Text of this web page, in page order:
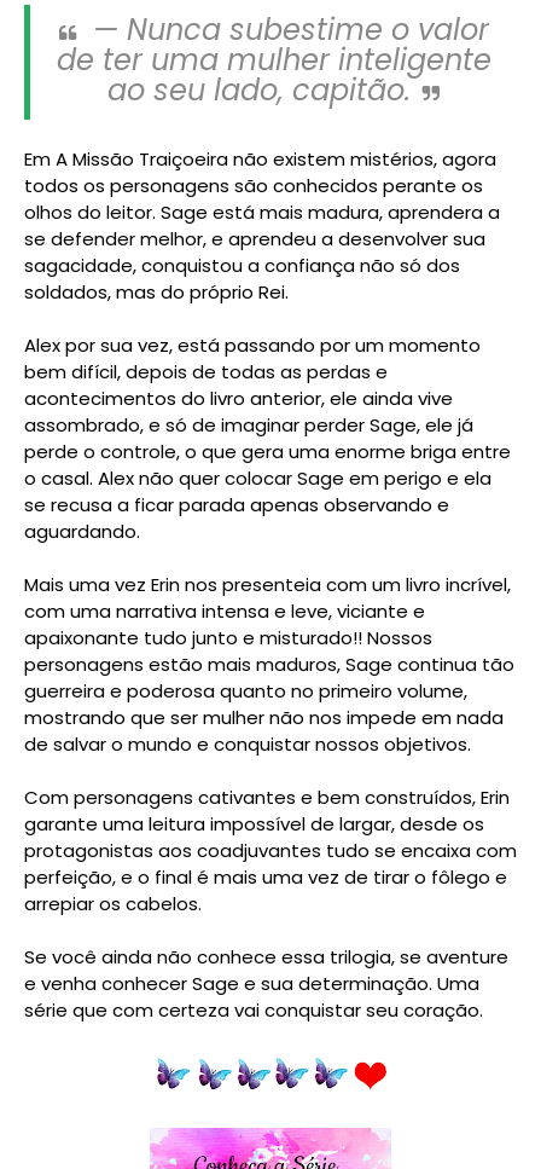
— Nunca subestime o valor
de ter uma mulher inteligente
ao seu lado, capitão.
Em A Missão Traiçoeira não existem mistérios, agora
todos os personagens são conhecidos perante os
olhos do leitor. Sage está mais madura, aprendera a
se defender melhor, e aprendeu a desenvolver sua
sagacidade, conquistou a confiança não só dos
soldados, mas do próprio Rei.
Alex por sua vez, está passando por um momento
bem difícil, depois de todas as perdas e
acontecimentos do livro anterior, ele ainda vive
assombrado, e só de imaginar perder Sage, ele já
perde o controle, o que gera uma enorme briga entre
o casal. Alex não quer colocar Sage em perigo e ela
se recusa a ficar parada apenas observando e
aguardando.
Mais uma vez Erin nos presenteia com um livro incrível,
com uma narrativa intensa e leve, viciante e
apaixonante tudo junto e misturado!! Nossos
personagens estão mais maduros, Sage continua tão
guerreira e poderosa quanto no primeiro volume,
mostrando que ser mulher não nos impede em nada
de salvar o mundo e conquistar nossos objetivos.
Com personagens cativantes e bem construídos, Erin
garante uma leitura impossível de largar, desde os
protagonistas aos coadjuvantes tudo se encaixa com
perfeição, e o final é mais uma vez de tirar o fôlego e
arrepiar os cabelos.
Se você ainda não conhece essa trilogia, se aventure
e venha conhecer Sage e sua determinação. Uma
série que com certeza vai conquistar seu coração.